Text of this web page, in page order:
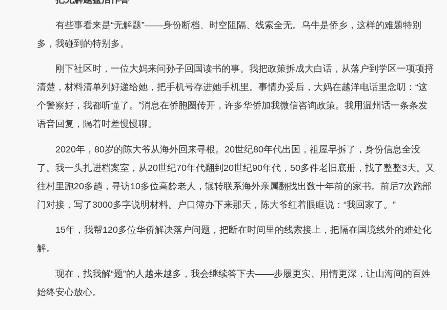
有些事看来是“无解题”——身份断档、时空阻隔、线索全无。乌牛是侨乡，这样的难题特别
多，我碰到的特别多。
刚下社区时，一位大妈来问孙子回国读书的事。我把政策拆成大白话，从落户到学区一项项捋
清楚，材料清单列好递给她，把手机号存进她手机里。事情办妥后，大妈在越洋电话里念叨：“这
个警察好，我都听懂了。”消息在侨胞圈传开，许多华侨加我微信咨询政策。我用温州话一条条发
语音回复，隔着时差慢慢聊。
2020年，80岁的陈大爷从海外回来寻根。20世纪80年代出国，祖屋早拆了，身份信息全没
了。我一头扎进档案室，从20世纪70年代翻到20世纪90年代，50多件老旧底册，找了整整3天。又
往村里跑20多趟，寻访10多位高龄老人，辗转联系海外亲属翻找出数十年前的家书。前后7次跑部
门对接，写了3000多字说明材料。户口簿办下来那天，陈大爷红着眼眶说：“我回家了。”
15年，我帮120多位华侨解决落户问题，把断在时间里的线索接上，把隔在国境线外的难处化
解。
现在，找我解“题”的人越来越多，我会继续答下去——步履更实、用情更深，让山海间的百姓
始终安心放心。